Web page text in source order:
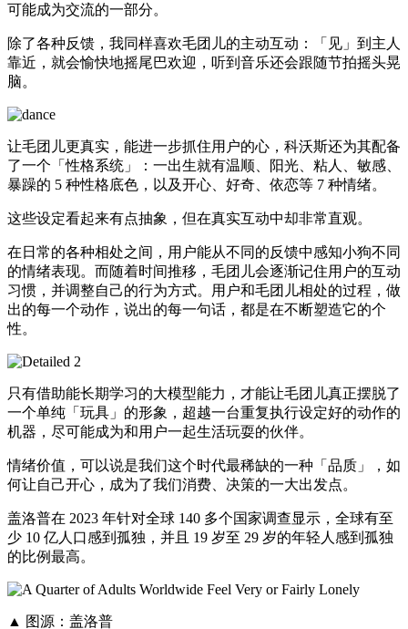
可能成为交流的一部分。
除了各种反馈，我同样喜欢毛团儿的主动互动：「见」到主人
靠近，就会愉快地摇尾巴欢迎，听到音乐还会跟随节拍摇头晃
脑。
让毛团儿更真实，能进一步抓住用户的心，科沃斯还为其配备
了一个「性格系统」：一出生就有温顺、阳光、粘人、敏感、
暴躁的 5 种性格底色，以及开心、好奇、依恋等 7 种情绪。
这些设定看起来有点抽象，但在真实互动中却非常直观。
在日常的各种相处之间，用户能从不同的反馈中感知小狗不同
的情绪表现。而随着时间推移，毛团儿会逐渐记住用户的互动
习惯，并调整自己的行为方式。用户和毛团儿相处的过程，做
出的每一个动作，说出的每一句话，都是在不断塑造它的个
性。
只有借助能长期学习的大模型能力，才能让毛团儿真正摆脱了
一个单纯「玩具」的形象，超越一台重复执行设定好的动作的
机器，尽可能成为和用户一起生活玩耍的伙伴。
情绪价值，可以说是我们这个时代最稀缺的一种「品质」，如
何让自己开心，成为了我们消费、决策的一大出发点。
盖洛普在 2023 年针对全球 140 多个国家调查显示，全球有至
少 10 亿人口感到孤独，并且 19 岁至 29 岁的年轻人感到孤独
的比例最高。
▲ 图源：盖洛普